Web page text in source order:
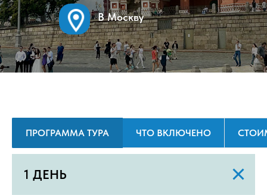
В Москву
ПРОГРАММА ТУРА ЧТО ВКЛЮЧЕНО
1 ДЕНЬ